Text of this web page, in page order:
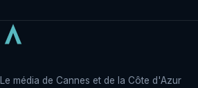
Le média de Cannes et de la Côte d'Azur